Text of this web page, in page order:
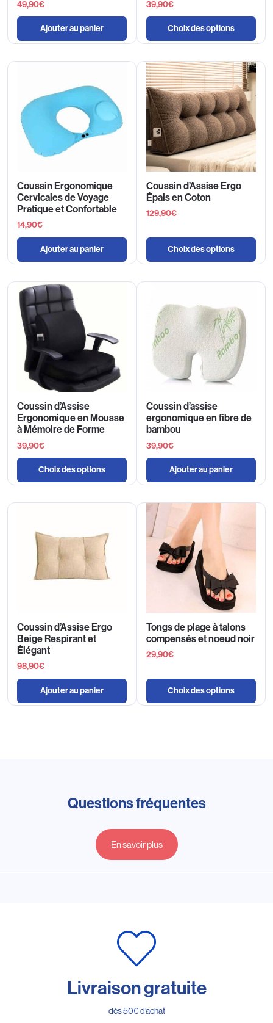
49,90€
Ajouter au panier
39,90€
Choix des options
Coussin Ergonomique
Cervicales de Voyage
Pratique et Confortable
14,90€
Ajouter au panier
Coussin d’Assise Ergo
Épais en Coton
129,90€
Choix des options
Coussin d’Assise
Ergonomique en Mousse
à Mémoire de Forme
39,90€
Choix des options
Coussin d’assise
ergonomique en fibre de
bambou
39,90€
Ajouter au panier
Coussin d’Assise Ergo
Beige Respirant et
Élégant
98,90€
Ajouter au panier
Tongs de plage à talons
compensés et noeud noir
29,90€
Choix des options
Questions fréquentes
En savoir plus
Livraison gratuite
dès 50€ d’achat